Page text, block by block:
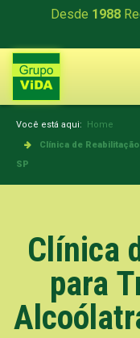
Desde 1988
Você está aqui: Home
Clínica de
SP
Clínica
para